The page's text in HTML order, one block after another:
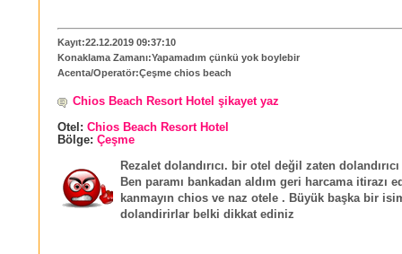
Kayıt:22.12.2019 09:37:10
Konaklama Zamanı:Yapamadım çünkü yok boylebir
Acenta/Operatör:Çeşme chios beach
Chios Beach Resort Hotel şikayet yaz
Otel: Chios Beach Resort Hotel
Bölge: Çeşme
Rezalet dolandırıcı. bir otel değil zaten
Ben paramı bankadan aldım geri harcama itirazı
kanmayın chios ve naz otele . Büyük başka bir
dolandirirlar belki dikkat ediniz